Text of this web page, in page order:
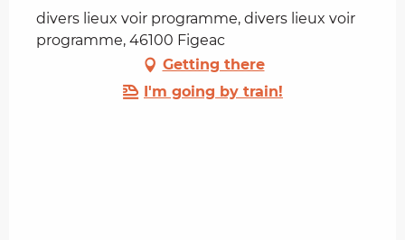
divers lieux voir programme, divers lieux voir
programme, 46100 Figeac
Getting there
I'm going by train!